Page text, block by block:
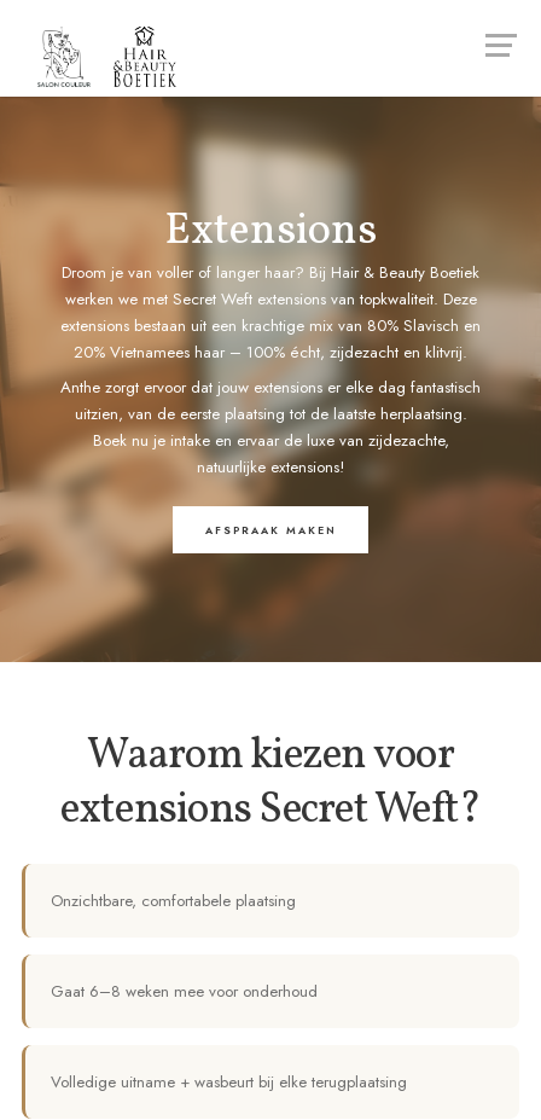
Extensions
Droom je van voller of langer haar? Bij Hair & Beauty Boetiek
werken we met Secret Weft extensions van topkwaliteit. Deze
extensions bestaan uit een krachtige mix van 80% Slavisch en
20% Vietnamees haar – 100% écht, zijdezacht en klitvrij.
Anthe zorgt ervoor dat jouw extensions er elke dag fantastisch
uitzien, van de eerste plaatsing tot de laatste herplaatsing.
Boek nu je intake en ervaar de luxe van zijdezachte,
natuurlijke extensions!
AFSPRAAK MAKEN
Waarom kiezen voor
extensions Secret Weft?
Onzichtbare, comfortabele plaatsing
Gaat 6–8 weken mee voor onderhoud
Volledige uitname + wasbeurt bij elke terugplaatsing